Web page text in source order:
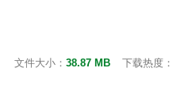
文件大小： 38.87 MB
下载热度：